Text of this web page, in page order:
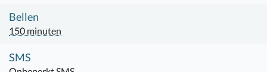
Bellen
150 minuten
SMS